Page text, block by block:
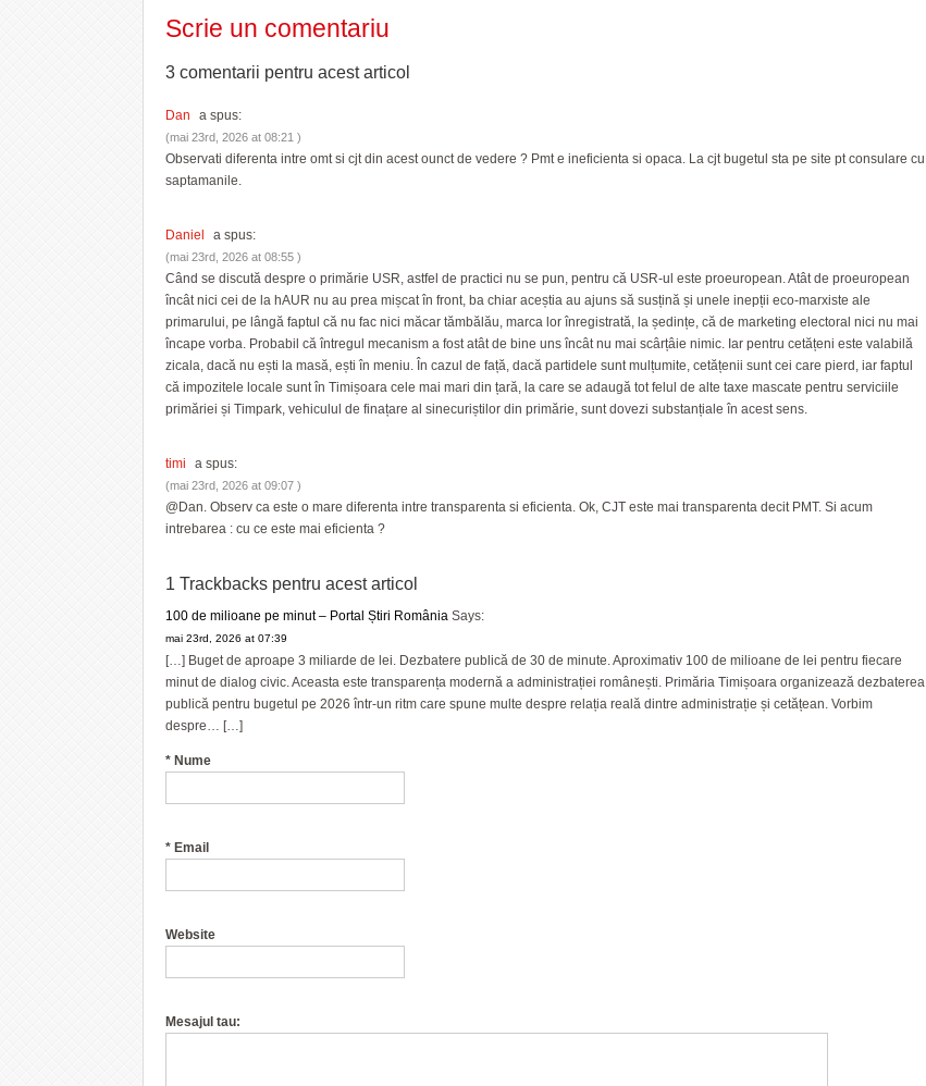
Scrie un comentariu
3 comentarii pentru acest articol
Dan a spus:
(mai 23rd, 2026 at 08:21 )
Observati diferenta intre omt si cjt din acest ounct de vedere ? Pmt e ineficienta si opaca. La cjt bugetul sta pe site pt consulare cu
saptamanile.
Daniel a spus:
(mai 23rd, 2026 at 08:55 )
Când se discută despre o primărie USR, astfel de practici nu se pun, pentru că USR-ul este proeuropean. Atât de proeuropean
încât nici cei de la hAUR nu au prea mișcat în front, ba chiar aceștia au ajuns să susțină și unele inepții eco-marxiste ale
primarului, pe lângă faptul că nu fac nici măcar tămbălău, marca lor înregistrată, la ședințe, că de marketing electoral nici nu mai
încape vorba. Probabil că întregul mecanism a fost atât de bine uns încât nu mai scârțâie nimic. Iar pentru cetățeni este valabilă
zicala, dacă nu ești la masă, ești în meniu. În cazul de față, dacă partidele sunt mulțumite, cetățenii sunt cei care pierd, iar faptul
că impozitele locale sunt în Timișoara cele mai mari din țară, la care se adaugă tot felul de alte taxe mascate pentru serviciile
primăriei și Timpark, vehiculul de finațare al sinecuriștilor din primărie, sunt dovezi substanțiale în acest sens.
timi a spus:
(mai 23rd, 2026 at 09:07 )
@Dan. Observ ca este o mare diferenta intre transparenta si eficienta. Ok, CJT este mai transparenta decit PMT. Si acum
intrebarea : cu ce este mai eficienta ?
1 Trackbacks pentru acest articol
100 de milioane pe minut – Portal Știri România Says:
mai 23rd, 2026 at 07:39
[…] Buget de aproape 3 miliarde de lei. Dezbatere publică de 30 de minute. Aproximativ 100 de milioane de lei pentru fiecare
minut de dialog civic. Aceasta este transparența modernă a administrației românești. Primăria Timișoara organizează dezbaterea
publică pentru bugetul pe 2026 într-un ritm care spune multe despre relația reală dintre administrație și cetățean. Vorbim
despre… […]
* Nume
* Email
Website
Mesajul tau: